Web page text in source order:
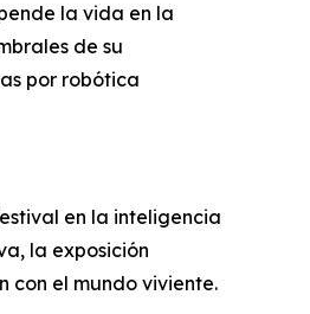
la vida en la
de su
por robótica
en la inteligencia
la exposición
el mundo viviente.